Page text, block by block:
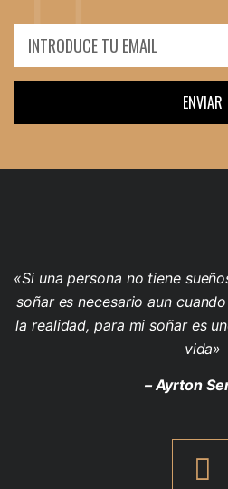
ENVIAR
«Si una persona no tiene
soñar es necesario aun
la realidad, para mi soñar es
vida»
– Ayrton